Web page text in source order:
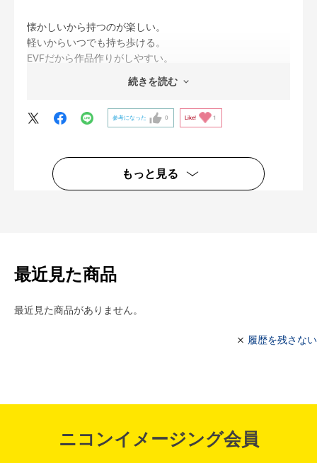
懐かしいから持つのが楽しい。
軽いからいつでも持ち歩ける。
EVFだから作品作りがしやすい。
いつも手元に置いておきたいカメラです。
からF3などフィルムカメラを使ってきたものからすると、
るのは、Zfcです。
続きを読む
参考になった 0 Like! 1
もっと見る
最近見た商品
最近見た商品がありません。
履歴を残さない
ニコンイメージング会員